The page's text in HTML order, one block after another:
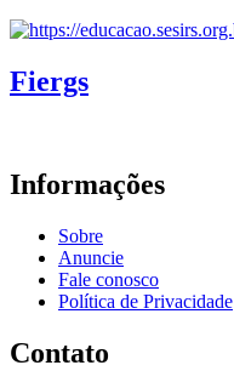
Fiergs
Informações
Sobre
Anuncie
Fale conosco
Política de Privacidade
Contato